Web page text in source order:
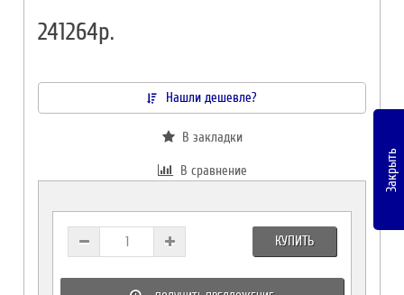
241264р.
Нашли дешевле?
В закладки
В сравнение
КУПИТЬ
Закрыть